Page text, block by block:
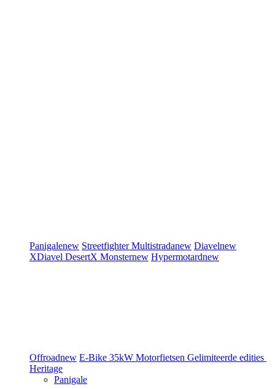
Panigalenew StreetfighterMultistradanew Diavelnew
XDiavel DesertX Monsternew Hypermotardnew
Offroadnew E-Bike 35kW Motorfietsen Gelimiteerde edities
Heritage
Panigale